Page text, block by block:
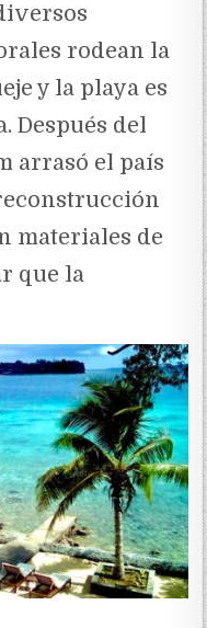
rodean la
y la playa es
Después del
arrasó el país
materiales de
que la